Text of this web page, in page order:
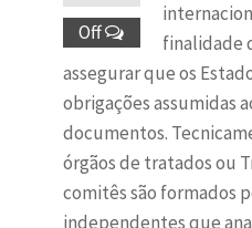
Off
finalidade
assegurar que os
obrigações assumidas
documentos.
órgãos de tratados ou
comitês são formados
independentes que